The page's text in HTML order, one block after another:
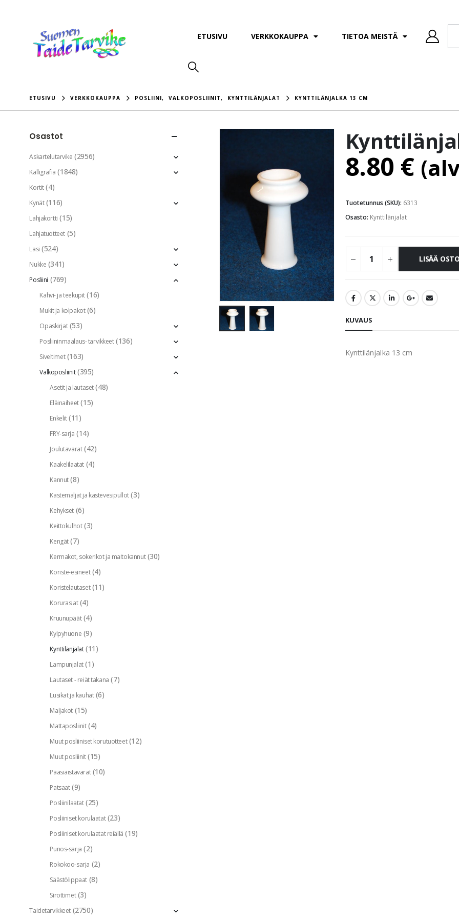
ETUSIVU VERKKOKAUPPA TIETOA MEISTÄ
ETUSIVU VERKKOKAUPPA POSLIINI, VALKOPOSLIINIT, KYNTTILÄNJALAT KYNTTILÄNJALKA 13 CM
8.80 €
Tuotetunnus (SKU): 6313
Osasto: Kynttilänjalat
LISÄÄ
KUVAUS
Kynttilänjalka 13 cm
Osastot
Askartelutarvike (2956)
Kalligrafia (1848)
Kortit (4)
Kynät (116)
Lahjakortti (15)
Lahjatuotteet (5)
Lasi (524)
Nukke (341)
Posliini (769)
Kahvi- ja teekupit (16)
Mukit ja kolpakot (6)
Opaskirjat (53)
Posliininmaalaus- tarvikkeet (136)
Siveltimet (163)
Valkoposliinit (395)
Asetit ja lautaset (48)
Eläinaiheet (15)
Enkelit (11)
FRY-sarja (14)
Joulutavarat (42)
Kaakelilaatat (4)
Kannut (8)
Kastemaljat ja kastevesipullot (3)
Kehykset (6)
Keittokulhot (3)
Kengät (7)
Kermakot, sokerikot ja maitokannut (30)
Koriste-esineet (4)
Koristelautaset (11)
Korurasiat (4)
Kruunupäät (4)
Kylpyhuone (9)
Kynttilänjalat (11)
Lampunjalat (1)
Lautaset - reiät takana (7)
Lusikat ja kauhat (6)
Maljakot (15)
Mattaposliinit (4)
Muut posliiniset korutuotteet (12)
Muut posliinit (15)
Pääsiäistavarat (10)
Patsaat (9)
Posliinilaatat (25)
Posliiniset korulaatat (23)
Posliiniset korulaatat reiällä (19)
Punos-sarja (2)
Rokokoo-sarja (2)
Säästölippaat (8)
Sirottimet (3)
Taidetarvikkeet (2750)